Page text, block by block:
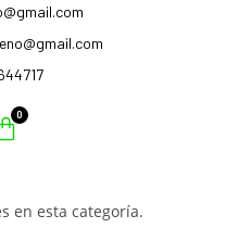
en esta categoría.